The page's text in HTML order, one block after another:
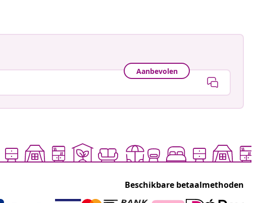
Aanbevolen
Beschikbare betaalmethoden